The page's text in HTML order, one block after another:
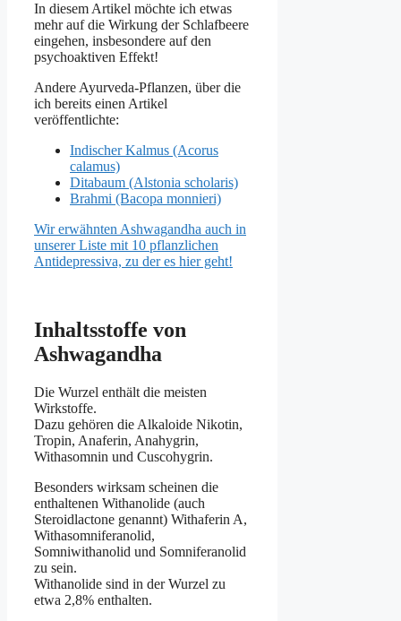
In diesem Artikel möchte ich etwas
mehr auf die Wirkung der Schlafbeere
eingehen, insbesondere auf den
psychoaktiven Effekt!
Andere Ayurveda-Pflanzen, über die
ich bereits einen Artikel
veröffentlichte:
Indischer Kalmus (Acorus
calamus)
Ditabaum (Alstonia scholaris)
Brahmi (Bacopa monnieri)
Wir erwähnten Ashwagandha auch in
unserer Liste mit 10 pflanzlichen
Antidepressiva, zu der es hier geht!
Inhaltsstoffe von
Ashwagandha
Die Wurzel enthält die meisten
Wirkstoffe.
Dazu gehören die Alkaloide Nikotin,
Tropin, Anaferin, Anahygrin,
Withasomnin und Cuscohygrin.
Besonders wirksam scheinen die
enthaltenen Withanolide (auch
Steroidlactone genannt) Withaferin A,
Withasomniferanolid,
Somniwithanolid und Somniferanolid
zu sein.
Withanolide sind in der Wurzel zu
etwa 2,8% enthalten.